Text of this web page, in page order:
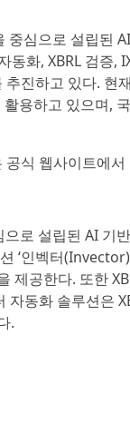
심으로 설립된
동화, XBRL 검증,
진하고 있다. 현
용하고 있으며,
식 웹사이트에서
로 설립된 AI 기
‘인벡터
제공한다. 또한
동화 솔루션은
.